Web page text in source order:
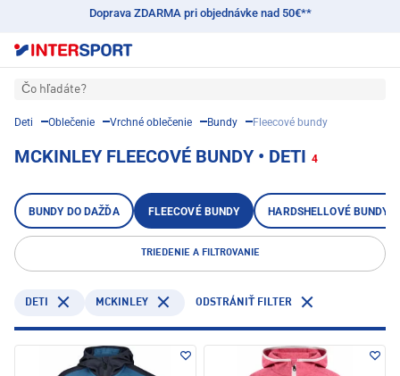
Doprava ZDARMA pri objednávke nad 50€**
Čo hľadáte?
Deti Oblečenie Vrchné oblečenie Bundy Fleecové bundy
MCKINLEY FLEECOVÉ BUNDY • DETI 4
BUNDY DO DAŽĎA FLEECOVÉ BUNDY HARDSHELLOVÉ BUNDY
TRIEDENIE A FILTROVANIE
DETI MCKINLEY ODSTRÁNIŤ FILTER